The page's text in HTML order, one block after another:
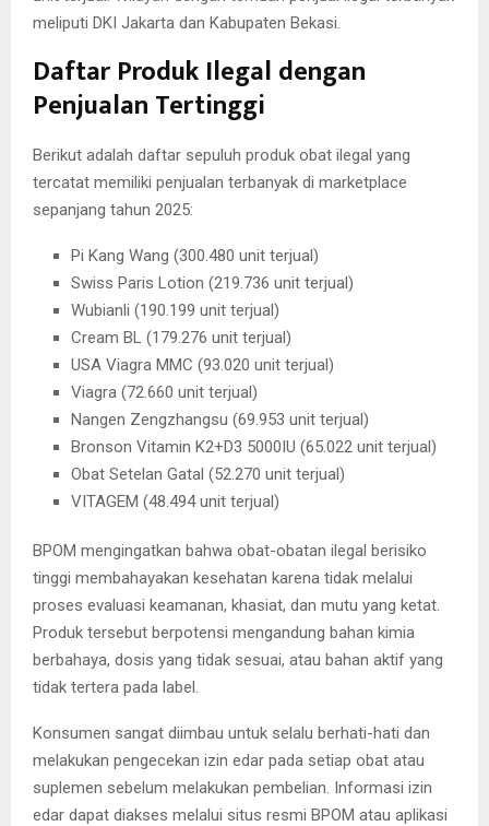
meliputi DKI Jakarta dan Kabupaten Bekasi.
Daftar Produk Ilegal dengan
Penjualan Tertinggi
Berikut adalah daftar sepuluh produk obat ilegal yang
tercatat memiliki penjualan terbanyak di marketplace
sepanjang tahun 2025:
Pi Kang Wang (300.480 unit terjual)
Swiss Paris Lotion (219.736 unit terjual)
Wubianli (190.199 unit terjual)
Cream BL (179.276 unit terjual)
USA Viagra MMC (93.020 unit terjual)
Viagra (72.660 unit terjual)
Nangen Zengzhangsu (69.953 unit terjual)
Bronson Vitamin K2+D3 5000IU (65.022 unit terjual)
Obat Setelan Gatal (52.270 unit terjual)
VITAGEM (48.494 unit terjual)
BPOM mengingatkan bahwa obat-obatan ilegal berisiko
tinggi membahayakan kesehatan karena tidak melalui
proses evaluasi keamanan, khasiat, dan mutu yang ketat.
Produk tersebut berpotensi mengandung bahan kimia
berbahaya, dosis yang tidak sesuai, atau bahan aktif yang
tidak tertera pada label.
Konsumen sangat diimbau untuk selalu berhati-hati dan
melakukan pengecekan izin edar pada setiap obat atau
suplemen sebelum melakukan pembelian. Informasi izin
edar dapat diakses melalui situs resmi BPOM atau aplikasi